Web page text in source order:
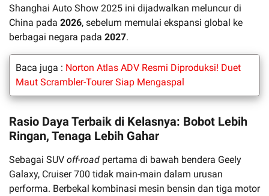
Shanghai Auto Show 2025 ini dijadwalkan meluncur di
China pada 2026, sebelum memulai ekspansi global ke
berbagai negara pada 2027.
Baca juga : Norton Atlas ADV Resmi Diproduksi! Duet
Maut Scrambler-Tourer Siap Mengaspal
Rasio Daya Terbaik di Kelasnya: Bobot Lebih
Ringan, Tenaga Lebih Gahar
Sebagai SUV off-road pertama di bawah bendera Geely
Galaxy, Cruiser 700 tidak main-main dalam urusan
performa. Berbekal kombinasi mesin bensin dan tiga motor